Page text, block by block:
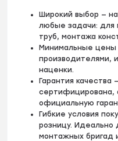
Широкий выбор —
любые задачи: для
труб, монтажа
Минимальные
производителями,
наценки.
Гарантия качества
сертифицирована,
официальную
Гибкие условия
розницу. Идеально
монтажных бригад